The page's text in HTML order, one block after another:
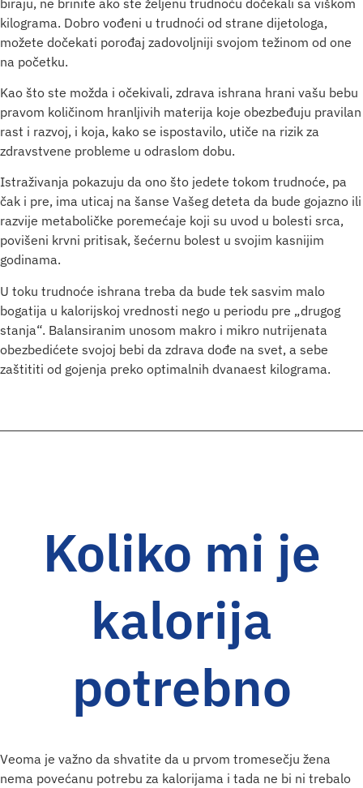
kilograma. Dobro vođeni u trudnoći od strane dijetologa,
možete dočekati porođaj zadovoljniji svojom težinom od one
na početku.
Kao što ste možda i očekivali, zdrava ishrana hrani vašu bebu
pravom količinom hranljivih materija koje obezbeđuju pravilan
rast i razvoj, i koja, kako se ispostavilo, utiče na rizik za
zdravstvene probleme u odraslom dobu.
Istraživanja pokazuju da ono što jedete tokom trudnoće, pa
čak i pre, ima uticaj na šanse Vašeg deteta da bude gojazno ili
razvije metaboličke poremećaje koji su uvod u bolesti srca,
povišeni krvni pritisak, šećernu bolest u svojim kasnijim
godinama.
U toku trudnoće ishrana treba da bude tek sasvim malo
bogatija u kalorijskoj vrednosti nego u periodu pre „drugog
stanja“. Balansiranim unosom makro i mikro nutrijenata
obezbedićete svojoj bebi da zdrava dođe na svet, a sebe
zaštititi od gojenja preko optimalnih dvanaest kilograma.
Koliko mi je
kalorija
potrebno
Veoma je važno da shvatite da u prvom tromesečju žena
nema povećanu potrebu za kalorijama i tada ne bi ni trebalo